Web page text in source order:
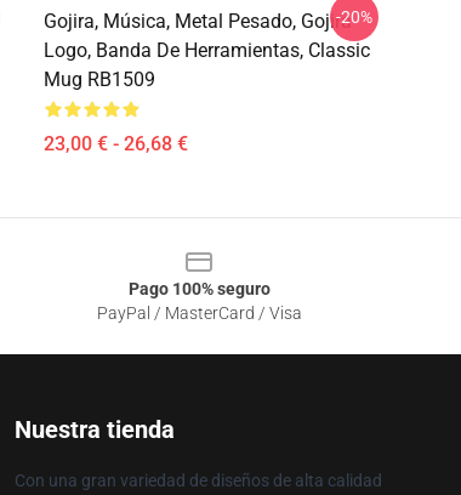
Gojira, Música, Metal Pesado, Gojira
Logo, Banda De Herramientas, Classic
Mug RB1509
23,00 € - 26,68 €
-20%
Pago 100% seguro
PayPal / MasterCard / Visa
Nuestra tienda
Con una gran variedad de diseños de alta calidad